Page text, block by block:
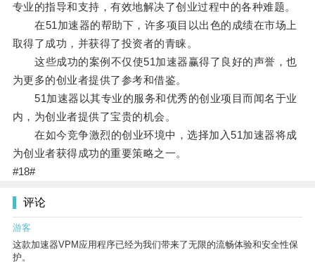
专业的指导和支持，有效地解决了创业过程中的各种难题。
在51加速器的帮助下，许多项目以出色的成绩在市场上
取得了成功，并获得了投资者的青睐。
这些成功的案例不仅使51加速器赢得了良好的声誉，也
为更多的创业者提供了参考和借鉴。
51加速器以其专业的服务和优秀的创业项目而闻名于业
内，为创业者提供了宝贵的机会。
在如今竞争激烈的创业环境中，选择加入51加速器将成
为创业者获得成功的重要策略之一。
#18#
评论
游客
这款加速器VPM应用程序已经为我们带来了无限的流畅体验和安全性保
护。